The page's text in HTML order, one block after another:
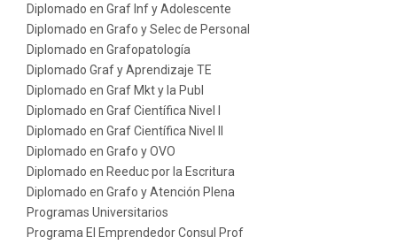
Diplomado en Graf Inf y Adolescente
Diplomado en Grafo y Selec de Personal
Diplomado en Grafopatología
Diplomado Graf y Aprendizaje TE
Diplomado en Graf Mkt y la Publ
Diplomado en Graf Científica Nivel I
Diplomado en Graf Científica Nivel II
Diplomado en Grafo y OVO
Diplomado en Reeduc por la Escritura
Diplomado en Grafo y Atención Plena
Programas Universitarios
Programa El Emprendedor Consul Prof